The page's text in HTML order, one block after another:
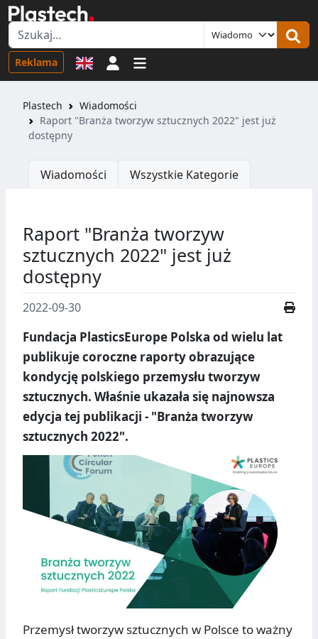
Reklama Logowanie
Plastech
Wiadomości
Raport "Branża tworzyw sztucznych 2022" jest już
dostępny
Wiadomości Wszystkie Kategorie
Raport "Branża tworzyw
sztucznych 2022" jest już
dostępny
2022-09-30
Fundacja PlasticsEurope Polska od wielu lat
publikuje coroczne raporty obrazujące
kondycję polskiego przemysłu tworzyw
sztucznych. Właśnie ukazała się najnowsza
edycja tej publikacji - "Branża tworzyw
sztucznych 2022".
Przemysł tworzyw sztucznych w Polsce to ważny